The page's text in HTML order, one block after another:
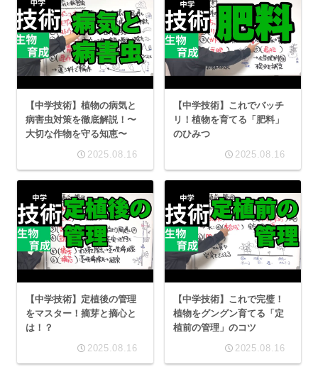
【中学技術】植物の病気と
病害虫対策を徹底解説！〜
大切な作物を守る知恵〜
2025.08.16
【中学技術】これでバッチ
リ！植物を育てる「肥料」
のひみつ
2025.08.16
【中学技術】定植後の管理
をマスター！摘芽と摘心と
は！？
2025.08.16
【中学技術】これで完璧！
植物をグングン育てる「定
植前の管理」のコツ
2025.08.16